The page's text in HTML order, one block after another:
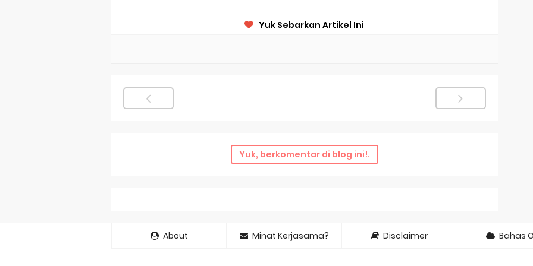
Yuk Sebarkan Artikel Ini
Yuk, berkomentar di blog ini!.
About Minat Kerjasama? Disclaimer Bahas